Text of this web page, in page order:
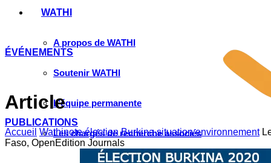
ÉVÉNEMENTS
PUBLICATIONS
WATHI
A propos de WATHI
Soutenir WATHI
L’équipe permanente
Les chargés de recherche associés
Article
Accueil Wathinote élection Burkina situation environnement
Faso, OpenEdition Journals